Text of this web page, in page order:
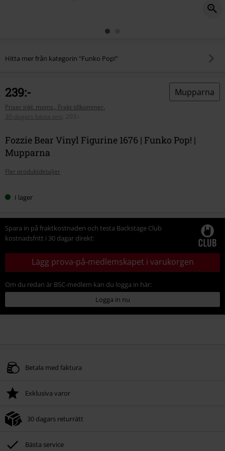
Hitta mer från kategorin "Funko Pop!"
239:-
Priser inkl. moms., Frakt tillkommer.
30-dagars bästa pris
203:-
Mupparna
Fozzie Bear Vinyl Figurine 1676 | Funko Pop! |
Mupparna
Fler produktdetaljer
I lager
Spara in på fraktkostnaden och testa Backstage Club
kostnadsfritt i 30 dagar direkt:
Lägg prova-på-medlemskapet i varukorgen
Om du redan är BSC-medlem kan du logga in här:
Logga in nu
Betala med faktura
Exklusiva varor
30 dagars returrätt
Bästa service